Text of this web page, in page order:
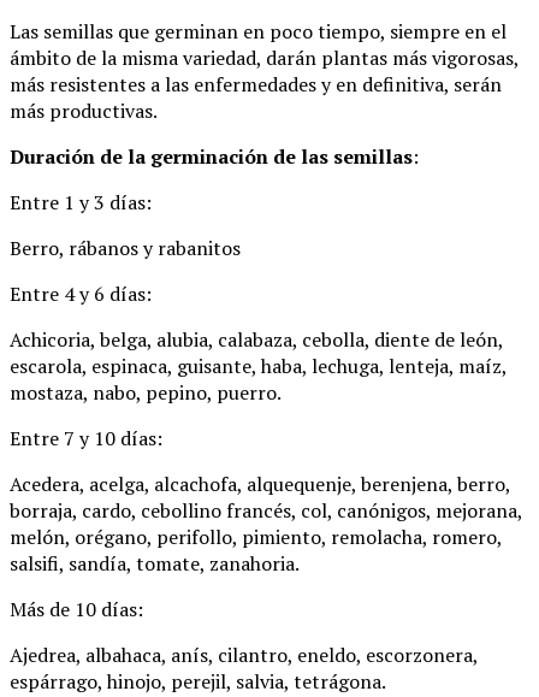
Las semillas que germinan en poco tiempo, siempre en el
ámbito de la misma variedad, darán plantas más vigorosas,
más resistentes a las enfermedades y en definitiva, serán
más productivas.
Duración de la germinación de las semillas:
Entre 1 y 3 días:
Berro, rábanos y rabanitos
Entre 4 y 6 días:
Achicoria, belga, alubia, calabaza, cebolla, diente de león,
escarola, espinaca, guisante, haba, lechuga, lenteja, maíz,
mostaza, nabo, pepino, puerro.
Entre 7 y 10 días:
Acedera, acelga, alcachofa, alquequenje, berenjena, berro,
borraja, cardo, cebollino francés, col, canónigos, mejorana,
melón, orégano, perifollo, pimiento, remolacha, romero,
salsifi, sandía, tomate, zanahoria.
Más de 10 días:
Ajedrea, albahaca, anís, cilantro, eneldo, escorzonera,
espárrago, hinojo, perejil, salvia, tetrágona.